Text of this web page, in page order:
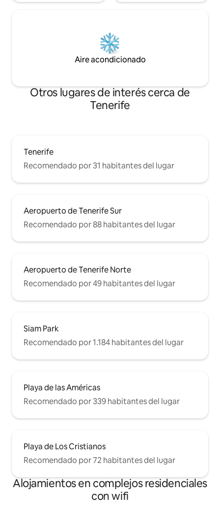
Aire acondicionado
Otros lugares de interés cerca de
Tenerife
Tenerife
Recomendado por 31 habitantes del lugar
Aeropuerto de Tenerife Sur
Recomendado por 88 habitantes del lugar
Aeropuerto de Tenerife Norte
Recomendado por 49 habitantes del lugar
Siam Park
Recomendado por 1.184 habitantes del lugar
Playa de las Américas
Recomendado por 339 habitantes del lugar
Playa de Los Cristianos
Recomendado por 72 habitantes del lugar
Alojamientos en complejos residenciales
con wifi